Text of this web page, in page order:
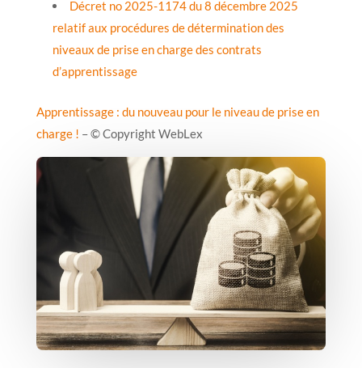
Décret no 2025-1174 du 8 décembre 2025
relatif aux procédures de détermination des
niveaux de prise en charge des contrats
d’apprentissage
Apprentissage : du nouveau pour le niveau de prise en
charge ! – © Copyright WebLex